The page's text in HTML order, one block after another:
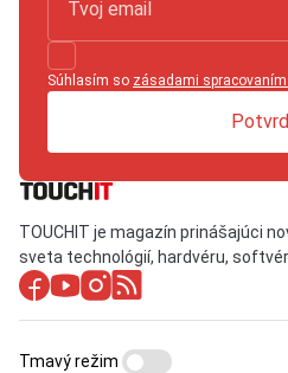
Súhlasím so zásadami
TOUCHIT je magazín prinášajúci
sveta technológií, hardvéru,
Tmavý režim